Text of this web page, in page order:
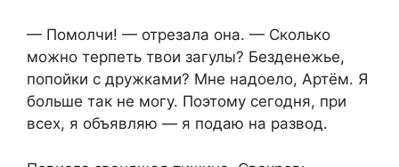
— Помолчи! — отрезала она. — Сколько
можно терпеть твои загулы? Безденежье,
попойки с дружками? Мне надоело, Артём. Я
больше так не могу. Поэтому сегодня, при
всех, я объявляю — я подаю на развод.